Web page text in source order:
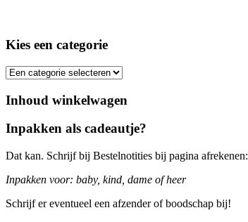
Kies een categorie
Inhoud winkelwagen
Inpakken als cadeautje?
Dat kan. Schrijf bij Bestelnotities bij pagina afrekenen:
Inpakken voor: baby, kind, dame of heer
Schrijf er eventueel een afzender of boodschap bij!